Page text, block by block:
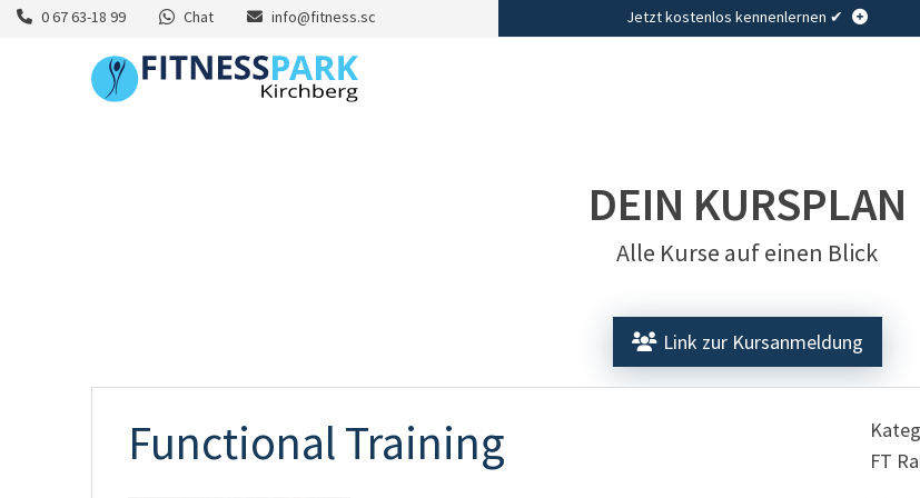
Jetzt kostenlos kennenlernen ✔
0 67 63-18 99 Chat info@fitness.sc
DEIN KURSPLAN
Alle Kurse auf einen Blick
Link zur Kursanmeldung
Functional Training
FT